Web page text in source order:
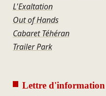
L'Exaltation
Out of Hands
Cabaret Téhéran
Trailer Park
Lettre d'information